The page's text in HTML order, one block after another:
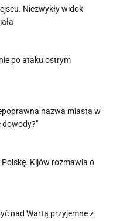
Niezwykły widok
po ataku ostrym
nazwa miasta w
dowody?"
Kijów rozmawia o
nad Wartą przyjemne z